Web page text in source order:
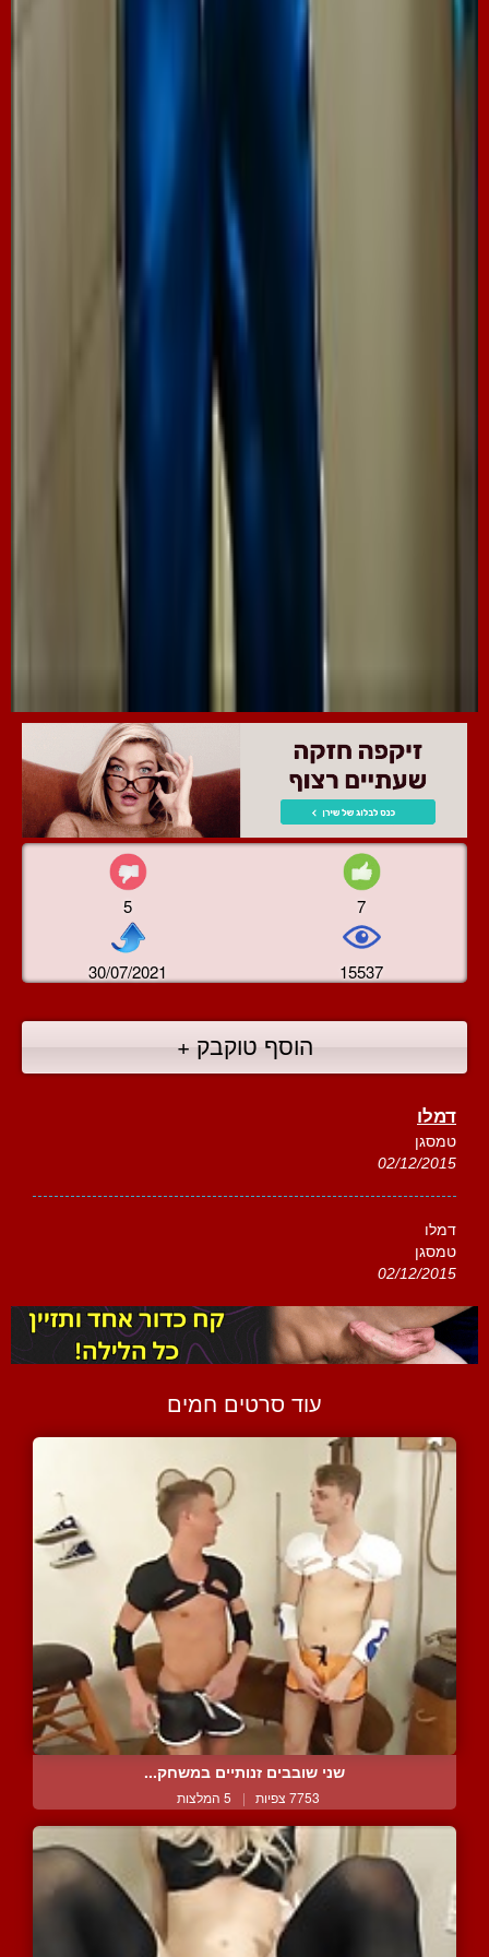
5 7
30/07/2021 15537
הוסף טוקבק +
דמלו
טמסגן
02/12/2015
דמלו
טמסגן
02/12/2015
עוד סרטים חמים
שני שובבים זנותיים במשחק...
7753 צפיות | 5 המלצות